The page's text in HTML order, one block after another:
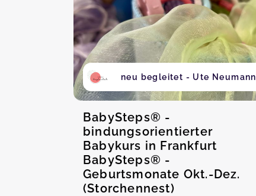
neu begleitet - Ute Neumann
BabySteps® -
bindungsorientierter
Babykurs in Frankfurt
BabySteps® -
Geburtsmonate Okt.-Dez.
(Storchennest)